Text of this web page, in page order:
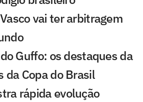
vai ter arbitragem
Guffo: os destaques da
da Copa do Brasil
rápida evolução